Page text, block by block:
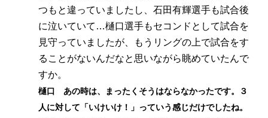
つもと違っていましたし、石田有輝選手も試合後
に泣いていて…樋口選手もセコンドとして試合を
見守っていましたが、もうリングの上で試合をす
ることがないんだなと思いながら眺めていたんで
すか。
樋口 あの時は、まったくそうはならなかったです。３
人に対して「いけいけ！」っていう感じだけでしたね。